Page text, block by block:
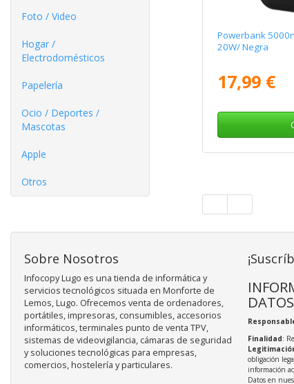
Foto / Video
Hogar /
Electrodomésticos
Papelería
Ocio / Deportes /
Mascotas
Apple
Otros
Powerbank
20W/ Negra
17,99 €
Sobre Nosotros
Infocopy Lugo es una tienda de informática y
servicios tecnológicos situada en Monforte de
Lemos, Lugo. Ofrecemos venta de ordenadores,
portátiles, impresoras, consumibles, accesorios
informáticos, terminales punto de venta TPV,
sistemas de videovigilancia, cámaras de seguridad
y soluciones tecnológicas para empresas,
comercios, hostelería y particulares.
DATOS
Finalidad:
obligación
información
Datos en